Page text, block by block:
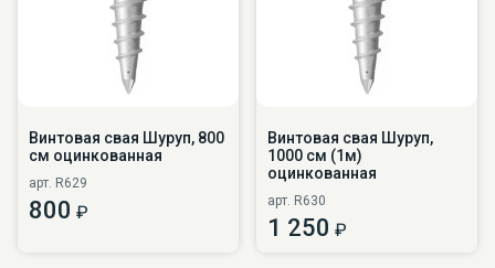
Винтовая свая Шуруп, 800
см оцинкованная
арт. R629
800 ₽
Винтовая свая Шуруп,
1000 см (1м)
оцинкованная
арт. R630
1 250 ₽